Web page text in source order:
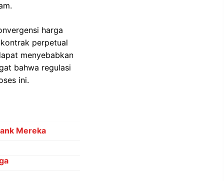
harga
perpetual
menyebabkan
bahwa regulasi
ini.
Mereka